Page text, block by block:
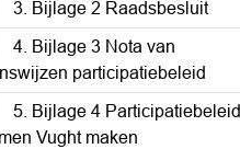
3. Bijlage 2 Raadsbesluit
4. Bijlage 3 Nota van
participatiebeleid
5. Bijlage 4 Participatiebeleid
Vught maken